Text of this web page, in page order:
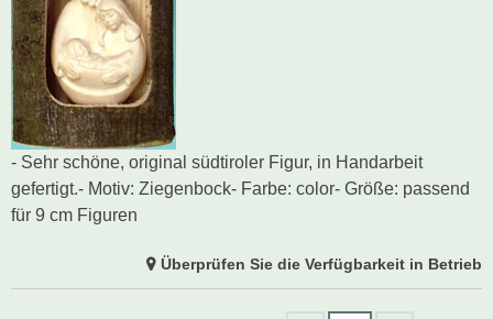
- Sehr schöne, original südtiroler Figur, in Handarbeit
gefertigt.- Motiv: Ziegenbock- Farbe: color- Größe: passend
für 9 cm Figuren
Überprüfen Sie die Verfügbarkeit in Betrieb